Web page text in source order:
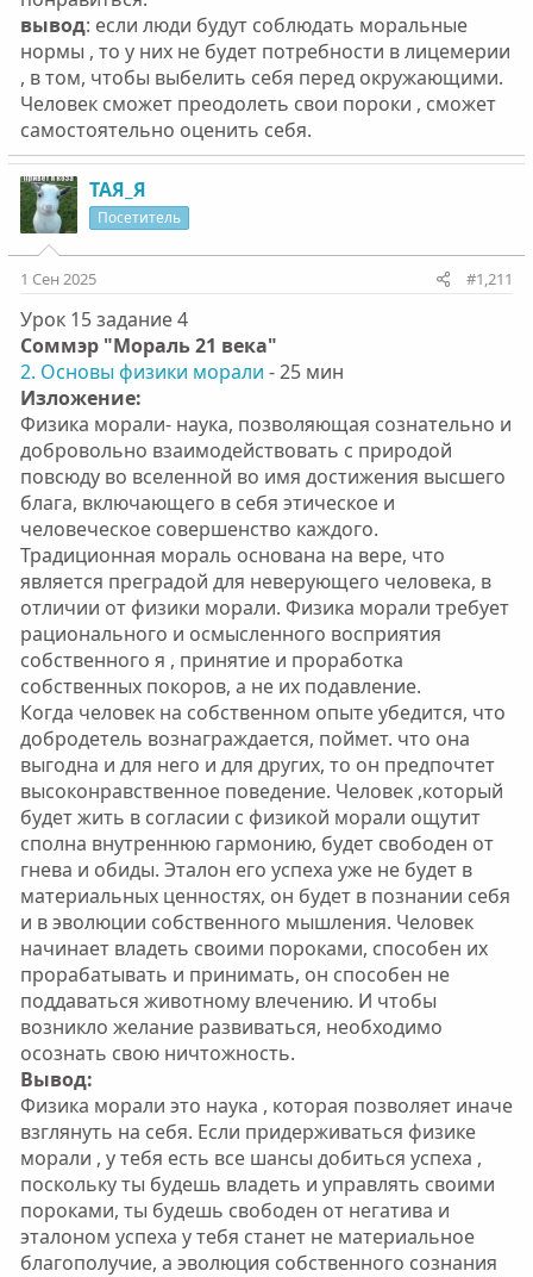
вывод: если люди будут соблюдать моральные
нормы , то у них не будет потребности в лицемерии
, в том, чтобы выбелить себя перед окружающими.
Человек сможет преодолеть свои пороки , сможет
самостоятельно оценить себя.
ТАЯ_Я
Посетитель
1 Сен 2025 #1,211
Урок 15 задание 4
Соммэр "Мораль 21 века"
2. Основы физики морали - 25 мин
Изложение:
Физика морали- наука, позволяющая сознательно и
добровольно взаимодействовать с природой
повсюду во вселенной во имя достижения высшего
блага, включающего в себя этическое и
человеческое совершенство каждого.
Традиционная мораль основана на вере, что
является преградой для неверующего человека, в
отличии от физики морали. Физика морали требует
рационального и осмысленного восприятия
собственного я , принятие и проработка
собственных покоров, а не их подавление.
Когда человек на собственном опыте убедится, что
добродетель вознаграждается, поймет. что она
выгодна и для него и для других, то он предпочтет
высоконравственное поведение. Человек ,который
будет жить в согласии с физикой морали ощутит
сполна внутреннюю гармонию, будет свободен от
гнева и обиды. Эталон его успеха уже не будет в
материальных ценностях, он будет в познании себя
и в эволюции собственного мышления. Человек
начинает владеть своими пороками, способен их
прорабатывать и принимать, он способен не
поддаваться животному влечению. И чтобы
возникло желание развиваться, необходимо
осознать свою ничтожность.
Вывод:
Физика морали это наука , которая позволяет иначе
взглянуть на себя. Если придерживаться физике
морали , у тебя есть все шансы добиться успеха ,
поскольку ты будешь владеть и управлять своими
пороками, ты будешь свободен от негатива и
эталоном успеха у тебя станет не материальное
благополучие, а эволюция собственного сознания